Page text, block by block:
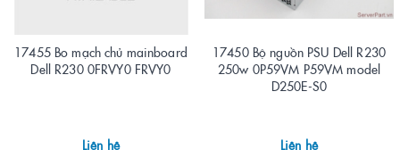
17455 Bo mạch chủ mainboard
Dell R230 0FRVY0 FRVY0
Liên hệ
17450 Bộ nguồn PSU Dell R230
250w 0P59VM P59VM model
D250E-S0
Liên hệ